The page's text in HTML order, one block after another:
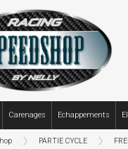
Carenages Echappements
PARTIE CYCLE